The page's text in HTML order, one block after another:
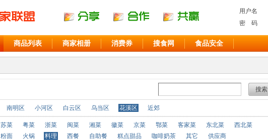
用户名
密 码
商品列表 商家相册 消费券 搜食网 食品安全
搜索
南明区 小河区 白云区 乌当区 花溪区 近郊
苏菜 粤菜 浙菜 闽菜 湘菜 徽菜 京菜 鄂菜 客家菜 东北菜
西北菜
粉面 火锅 料理 西餐 自助餐 糕点甜品 咖啡奶茶 其它 供应商